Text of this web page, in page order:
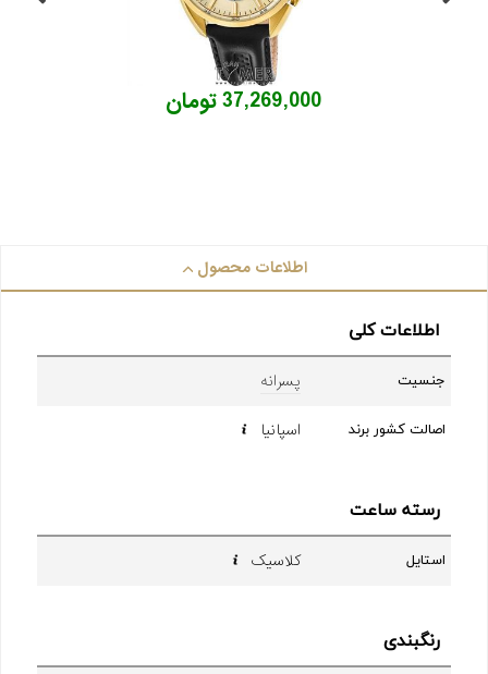
37,269,000 تومان
اطلاعات محصول
اطلاعات کلی
جنسیت پسرانه
اصالت کشور برند اسپانیا
رسته ساعت
استایل کلاسیک
رنگبندی